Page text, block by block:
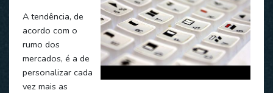
A tendência, de
acordo com o
rumo dos
mercados, é a de
personalizar cada
vez mais as